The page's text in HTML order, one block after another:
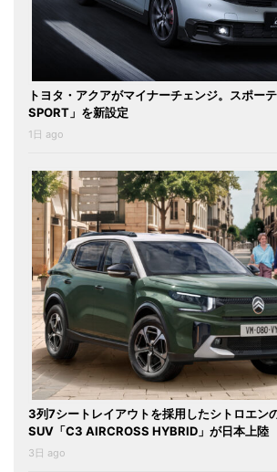
トヨタ・アクアがマイナーチェンジ。スポー
SPORT」を新設定
1日 ago
3列7シートレイアウトを採用したシトロエン
SUV「C3 AIRCROSS HYBRID」が日本上陸
3日 ago